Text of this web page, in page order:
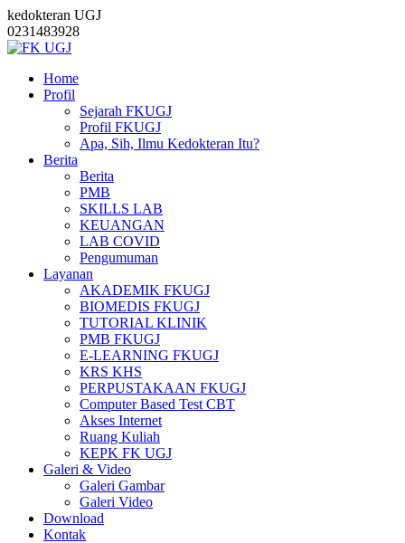
kedokteran UGJ
0231483928
Home
Profil
Sejarah FKUGJ
Profil FKUGJ
Apa, Sih, Ilmu Kedokteran Itu?
Berita
Berita
PMB
SKILLS LAB
KEUANGAN
LAB COVID
Pengumuman
Layanan
AKADEMIK FKUGJ
BIOMEDIS FKUGJ
TUTORIAL KLINIK
PMB FKUGJ
E-LEARNING FKUGJ
KRS KHS
PERPUSTAKAAN FKUGJ
Computer Based Test CBT
Akses Internet
Ruang Kuliah
KEPK FK UGJ
Galeri & Video
Galeri Gambar
Galeri Video
Download
Kontak